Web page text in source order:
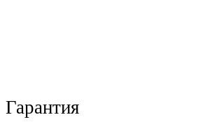
Гарантия